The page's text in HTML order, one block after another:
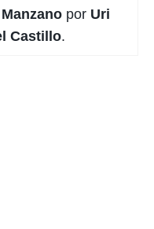
por Uri
Castillo.